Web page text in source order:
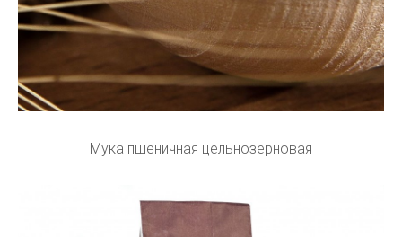
Мука пшеничная цельнозерновая